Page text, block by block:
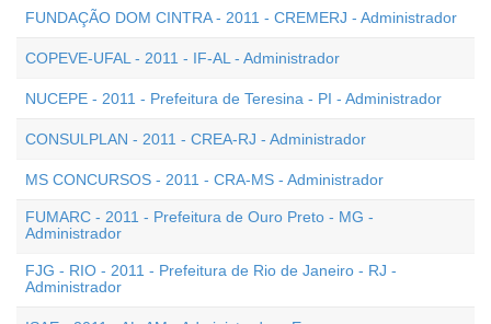
FUNDAÇÃO DOM CINTRA - 2011 - CREMERJ - Administrador
COPEVE-UFAL - 2011 - IF-AL - Administrador
NUCEPE - 2011 - Prefeitura de Teresina - PI - Administrador
CONSULPLAN - 2011 - CREA-RJ - Administrador
MS CONCURSOS - 2011 - CRA-MS - Administrador
FUMARC - 2011 - Prefeitura de Ouro Preto - MG -
Administrador
FJG - RIO - 2011 - Prefeitura de Rio de Janeiro - RJ -
Administrador